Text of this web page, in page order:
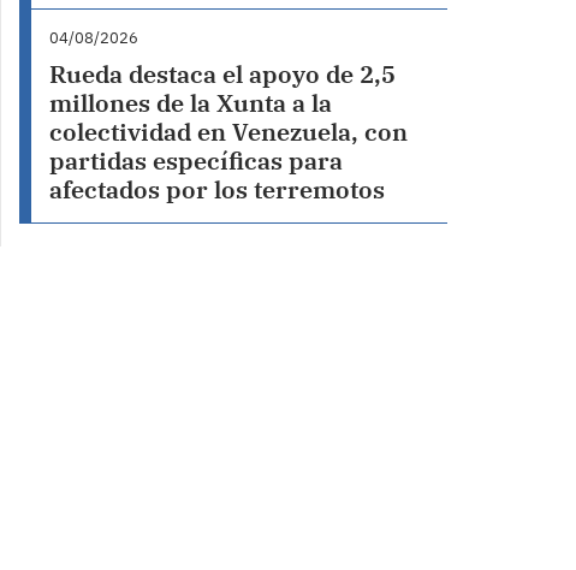
04/08/2026
Rueda destaca el apoyo de 2,5
millones de la Xunta a la
colectividad en Venezuela, con
partidas específicas para
afectados por los terremotos